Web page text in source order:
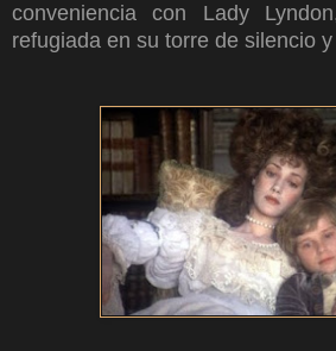
conveniencia con Lady
refugiada en su torre de silencio